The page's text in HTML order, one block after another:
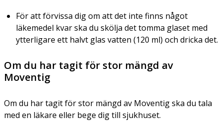
För att förvissa dig om att det inte finns något
läkemedel kvar ska du skölja det tomma glaset med
ytterligare ett halvt glas vatten (120 ml) och dricka det.
Om du har tagit för stor mängd av
Moventig
Om du har tagit för stor mängd av Moventig ska du tala
med en läkare eller bege dig till sjukhuset.